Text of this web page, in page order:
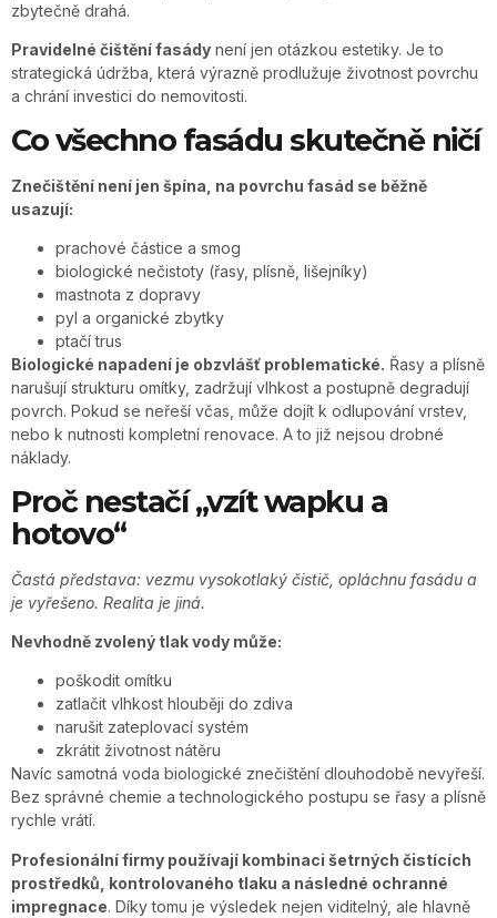
zbytečně drahá.
Pravidelné čištění fasády není jen otázkou estetiky. Je to
strategická údržba, která výrazně prodlužuje životnost povrchu
a chrání investici do nemovitosti.
Co všechno fasádu skutečně ničí
Znečištění není jen špína, na povrchu fasád se běžně
usazují:
prachové částice a smog
biologické nečistoty (řasy, plísně, lišejníky)
mastnota z dopravy
pyl a organické zbytky
ptačí trus
Biologické napadení je obzvlášť problematické. Řasy a plísně
narušují strukturu omítky, zadržují vlhkost a postupně degradují
povrch. Pokud se neřeší včas, může dojít k odlupování vrstev,
nebo k nutnosti kompletní renovace. A to již nejsou drobné
náklady.
Proč nestačí „vzít wapku a
hotovo“
Častá představa: vezmu vysokotlaký čistič, opláchnu fasádu a
je vyřešeno. Realita je jiná.
Nevhodně zvolený tlak vody může:
poškodit omítku
zatlačit vlhkost hlouběji do zdiva
narušit zateplovací systém
zkrátit životnost nátěru
Navíc samotná voda biologické znečištění dlouhodobě nevyřeší.
Bez správné chemie a technologického postupu se řasy a plísně
rychle vrátí.
Profesionální firmy používají kombinaci šetrných čistících
prostředků, kontrolovaného tlaku a následné ochranné
impregnace. Díky tomu je výsledek nejen viditelný, ale hlavně